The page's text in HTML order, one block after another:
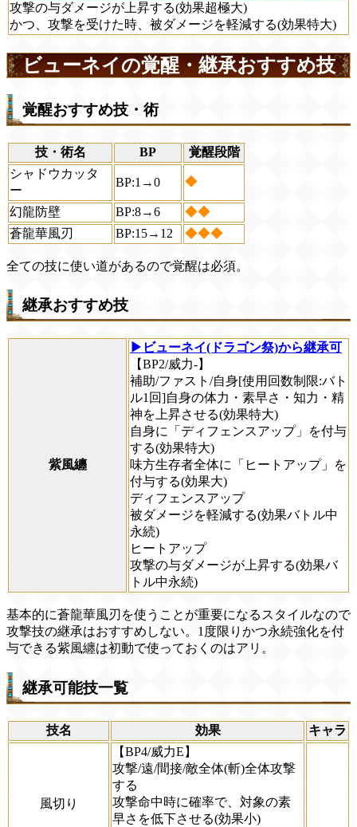
攻撃の与ダメージが上昇する(効果超極大)
かつ、攻撃を受けた時、被ダメージを軽減する(効果特大)
ビューネイの覚醒・継承おすすめ技
覚醒おすすめ技・術
技・術名 BP
覚醒段階
シャドウカッタ
ー
BP:1→0 ◆
幻龍防壁 BP:8→6
◆◆
蒼龍華風刃
BP:15→12 ◆◆◆
全ての技に使い道があるので覚醒は必須。
継承おすすめ技
紫風纏
▶ビューネイ(ドラゴン祭)から継承可
【BP2/威力-】
補助/ファスト/自身[使用回数制限:バト
ル1回]自身の体力・素早さ・知力・精
神を上昇させる(効果特大)
自身に「ディフェンスアップ」を付与
する(効果特大)
味方生存者全体に「ヒートアップ」を
付与する(効果大)
ディフェンスアップ
被ダメージを軽減する(効果バトル中
永続)
ヒートアップ
攻撃の与ダメージが上昇する(効果バ
トル中永続)
基本的に蒼龍華風刃を使うことが重要になるスタイルなので
攻撃技の継承はおすすめしない。1度限りかつ永続強化を付
与できる紫風纏は初動で使っておくのはアリ。
継承可能技一覧
技名 効果 キャラ
風切り
【BP4/威力E】
攻撃/遠/間接/敵全体(斬)全体攻撃
する
攻撃命中時に確率で、対象の素
早さを低下させる(効果小)